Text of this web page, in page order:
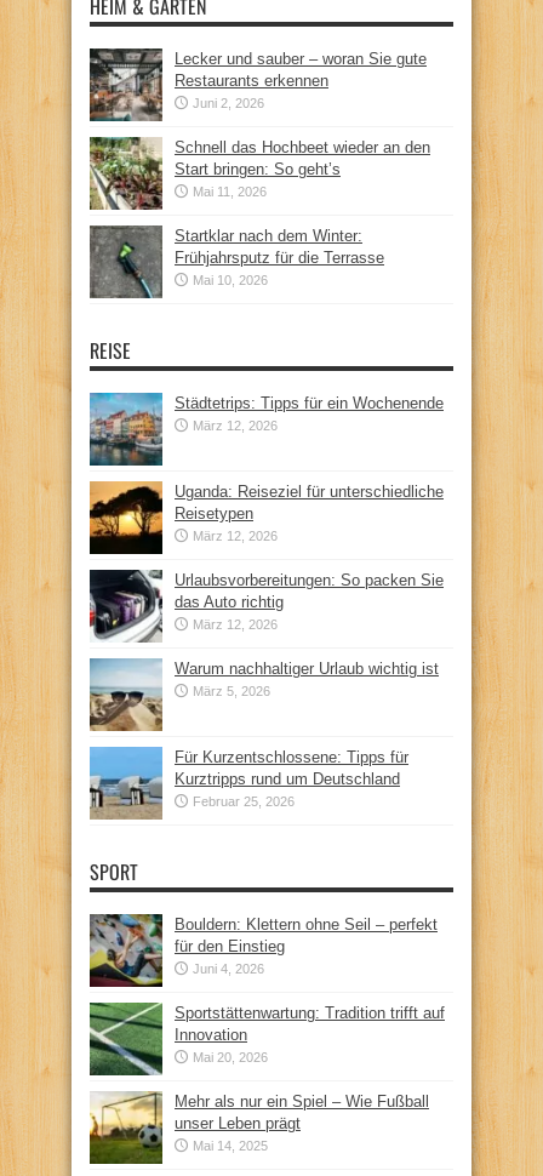
Lecker und sauber – woran Sie gute
Restaurants erkennen
Juni 2, 2026
Schnell das Hochbeet wieder an den
Start bringen: So geht’s
Mai 11, 2026
Startklar nach dem Winter:
Frühjahrsputz für die Terrasse
Mai 10, 2026
REISE
Städtetrips: Tipps für ein Wochenende
März 12, 2026
Uganda: Reiseziel für unterschiedliche
Reisetypen
März 12, 2026
Urlaubsvorbereitungen: So packen Sie
das Auto richtig
März 12, 2026
Warum nachhaltiger Urlaub wichtig ist
März 5, 2026
Für Kurzentschlossene: Tipps für
Kurztripps rund um Deutschland
Februar 25, 2026
SPORT
Bouldern: Klettern ohne Seil – perfekt
für den Einstieg
Juni 4, 2026
Sportstättenwartung: Tradition trifft auf
Innovation
Mai 20, 2026
Mehr als nur ein Spiel – Wie Fußball
unser Leben prägt
Mai 14, 2025